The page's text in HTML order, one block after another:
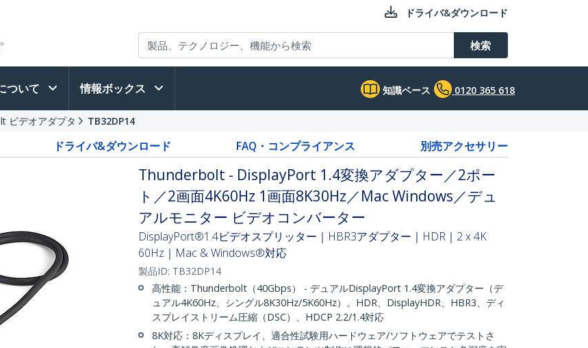
ドライバ&ダウンロード
検索
ついて 情報ボックス 知識ベース 0120 365 618
ビデオアダプタ TB32DP14
ドライバ&ダウンロード FAQ・コンプライアンス 別売アクセサリー
Thunderbolt - DisplayPort 1.4変換アダプター／2ポー
ト／2画面4K60Hz 1画面8K30Hz／Mac Windows／デュ
アルモニター ビデオコンバーター
DisplayPort®1.4ビデオスプリッター｜HBR3アダプター｜HDR｜2 x 4K
60Hz｜Mac & Windows®対応
製品ID: TB32DP14
高性能：Thunderbolt（40Gbps） - デュアルDisplayPort 1.4変換アダプター（デ
ュアル4K60Hz、シングル8K30Hz/5K60Hz）。HDR、DisplayHDR、HBR3、ディ
スプレイストリーム圧縮（DSC）、HDCP 2.2/1.4対応
8K対応：8Kディスプレイ、適合性試験用ハードウェア/ソフトウェアでテストさ